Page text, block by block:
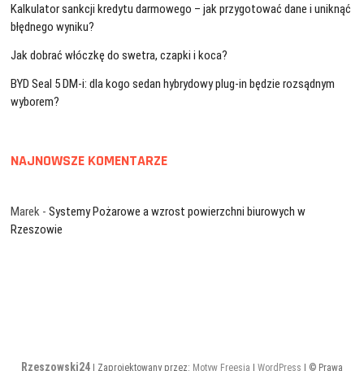
Kalkulator sankcji kredytu darmowego – jak przygotować dane i uniknąć
błędnego wyniku?
Jak dobrać włóczkę do swetra, czapki i koca?
BYD Seal 5 DM-i: dla kogo sedan hybrydowy plug-in będzie rozsądnym
wyborem?
NAJNOWSZE KOMENTARZE
Marek -Systemy Pożarowe a wzrost powierzchni biurowych w
Rzeszowie
Rzeszowski24| Zaprojektowany przez: Motyw Freesia | WordPress | © Prawa